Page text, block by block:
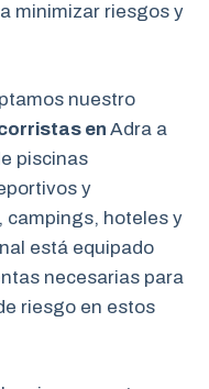
minimizar riesgos y
nuestro
en Adra a
piscinas
y
campings, hoteles y
está equipado
necesarias para
riesgo en estos